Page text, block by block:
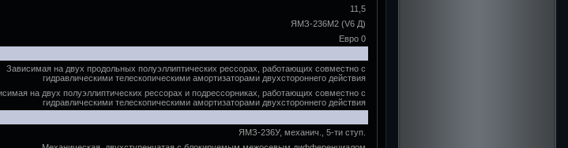
11,5
ЯМЗ-236М2 (V6 Д)
Евро 0
Зависимая на двух продольных полуэллиптических рессорах, работающих совместно с
гидравлическими телескопическими амортизаторами двухстороннего действия
на двух полуэллиптических рессорах и подрессорниках, работающих совместно с
гидравлическими телескопическими амортизаторами двухстороннего действия
ЯМЗ-236У, механич., 5-ти ступ.